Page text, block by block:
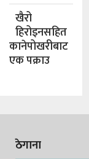
खैरो
हिरोइनसहित
कानेपोखरीबाट
एक पक्राउ
ठेगाना